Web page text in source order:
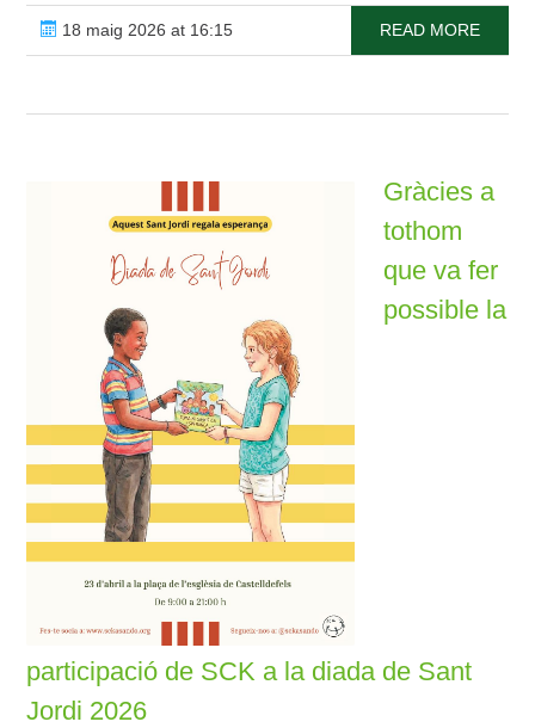
18 maig 2026 at 16:15 READ MORE
Gràcies a
tothom
que va fer
possible la
participació de SCK a la diada de Sant
Jordi 2026